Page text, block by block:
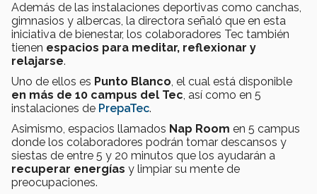
Además de las instalaciones deportivas como canchas,
gimnasios y albercas, la directora señaló que en esta
iniciativa de bienestar, los colaboradores Tec también
tienen espacios para meditar, reflexionar y
relajarse.
Uno de ellos es Punto Blanco, el cual está disponible
en más de 10 campus del Tec, así como en 5
instalaciones de PrepaTec.
Asimismo, espacios llamados Nap Room en 5 campus
donde los colaboradores podrán tomar descansos y
siestas de entre 5 y 20 minutos que los ayudarán a
recuperar energías y limpiar su mente de
preocupaciones.